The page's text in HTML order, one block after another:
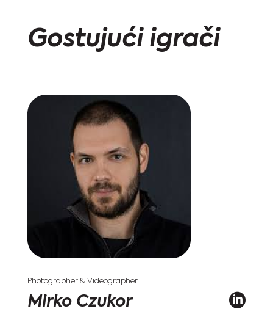
Gostujući igrači
Photographer & Videographer
Mirko Czukor 